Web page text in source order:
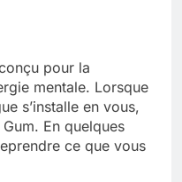
pour la
mentale. Lorsque
s’installe en vous,
En quelques
ce que vous